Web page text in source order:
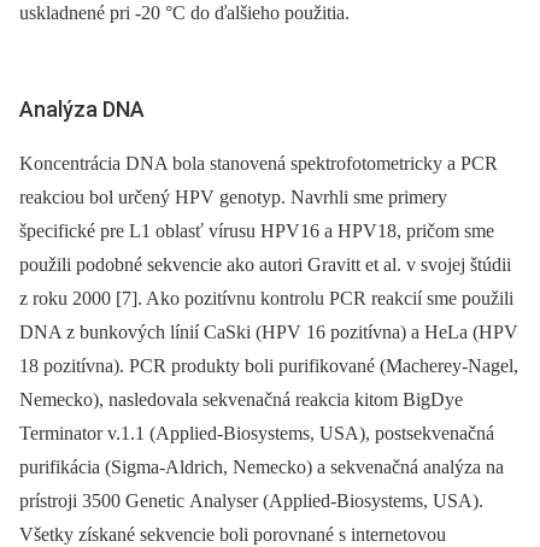
uskladnené pri -20 °C do ďalšieho použitia.
Analýza DNA
Koncentrácia DNA bola stanovená spektrofotometricky a PCR
reakciou bol určený HPV genotyp. Navrhli sme primery
špecifické pre L1 oblasť vírusu HPV16 a HPV18, pričom sme
použili podobné sekvencie ako autori Gravitt et al. v svojej štúdii
z roku 2000 [7]. Ako pozitívnu kontrolu PCR reakcií sme použili
DNA z bunkových línií CaSki (HPV 16 pozitívna) a HeLa (HPV
18 pozitívna). PCR produkty boli purifikované (Macherey-Nagel,
Nemecko), nasledovala sekvenačná reakcia kitom BigDye
Terminator v.1.1 (Applied-Biosystems, USA), postsekvenačná
purifikácia (Sigma-Aldrich, Nemecko) a sekvenačná analýza na
prístroji 3500 Genetic Analyser (Applied-Biosystems, USA).
Všetky získané sekvencie boli porovnané s internetovou